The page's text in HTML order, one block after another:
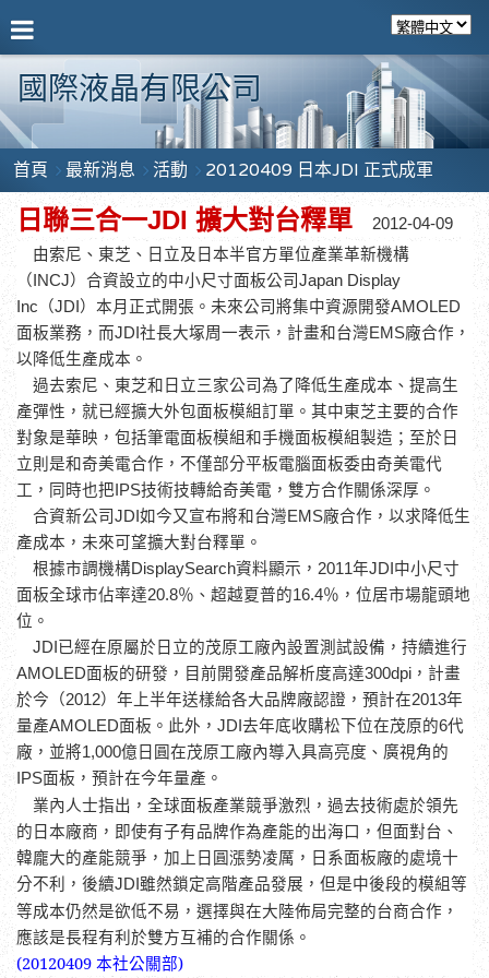
國際液晶有限公司
首頁 最新消息 活動 20120409 日本JDI 正式成軍
日聯三合一JDI 擴大對台釋單
2012-04-09
由索尼、東芝、日立及日本半官方單位產業革新機構
（ INCJ）合資設立的中小尺寸面板公司 Japan Display
Inc （JDI ）本月正式開張。未來公司將集中資源開發AMOLED
面板業務，而JDI 社長大塚周一表示，計畫和台灣EMS廠合作，
以降低生產成本。
過去索尼、東芝和日立三家公司為了降低生產成本、提高生
產彈性，就已經擴大外包面板模組訂單。其中東芝主要的合作
對象是華映，包括筆電面板模組和手機面板模組製造；至於日
立則是和奇美電合作，不僅部分平板電腦面板委由奇美電代
工，同時也把 IPS技術技轉給奇美電，雙方合作關係深厚。
合資新公司 JDI 如今又宣布將和台灣EMS廠合作，以求降低生
產成本，未來可望擴大對台釋單。
根據市調機構DisplaySearch資料顯示， 2011年JDI 中小尺寸
面板全球市佔率達20.8％、超越夏普的16.4％，位居市場龍頭地
位。
JDI 已經在原屬於日立的茂原工廠內設置測試設備，持續進行
AMOLED面板的研發，目前開發產品解析度高達300dpi ，計畫
於今（2012）年上半年送樣給各大品牌廠認證，預計在2013年
量產AMOLED面板。此外， JDI 去年底收購松下位在茂原的6代
廠，並將1,000億日圓在茂原工廠內導入具高亮度、廣視角的
IPS面板，預計在今年量產。
業內人士指出，全球面板產業競爭激烈，過去技術處於領先
的日本廠商，即使有子有品牌作為產能的出海口，但面對台、
韓龐大的產能競爭，加上日圓漲勢凌厲，日系面板廠的處境十
分不利，後續JDI 雖然鎖定高階產品發展，但是中後段的模組等
等成本仍然是欲低不易，選擇與在大陸佈局完整的台商合作，
應該是長程有利於雙方互補的合作關係。
(20120409 本社公關部)